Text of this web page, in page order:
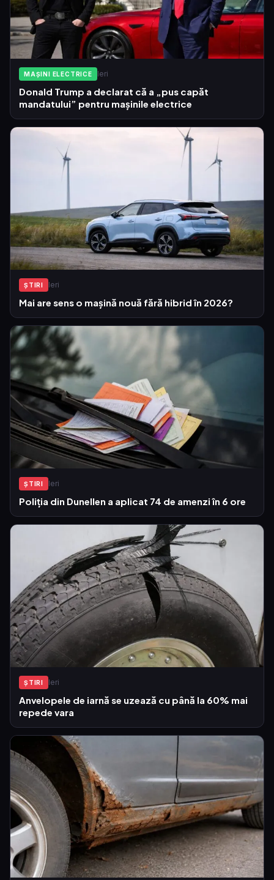
MAȘINI ELECTRICE Ieri
Donald Trump a declarat că a „pus capăt
mandatului” pentru mașinile electrice
ŞTIRI Ieri
Mai are sens o mașină nouă fără hibrid în 2026?
ŞTIRI Ieri
Poliția din Dunellen a aplicat 74 de amenzi în 6 ore
ŞTIRI Ieri
Anvelopele de iarnă se uzează cu până la 60% mai
repede vara